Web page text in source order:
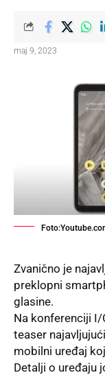
maj 9, 2023
Zvanično je
preklopni
glasine.
Na konferenciji I/
teaser
mobilni uređaj
Detalji o uređaju